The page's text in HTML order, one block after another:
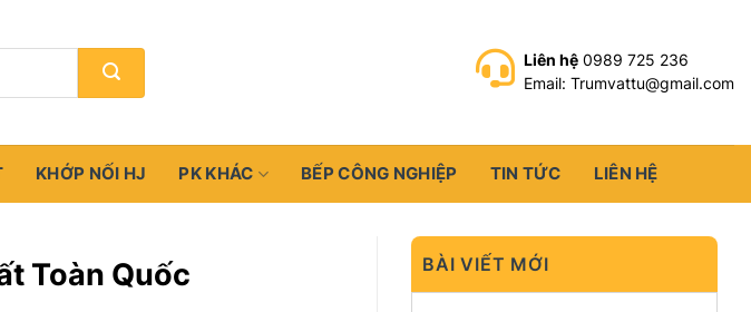
Liên hệ 0989 725 236
Email: Trumvattu@gmail.com
KHỚP NỐI HJ PK KHÁC BẾP CÔNG NGHIỆP TIN TỨC LIÊN HỆ
Toàn Quốc BÀI VIẾT MỚI